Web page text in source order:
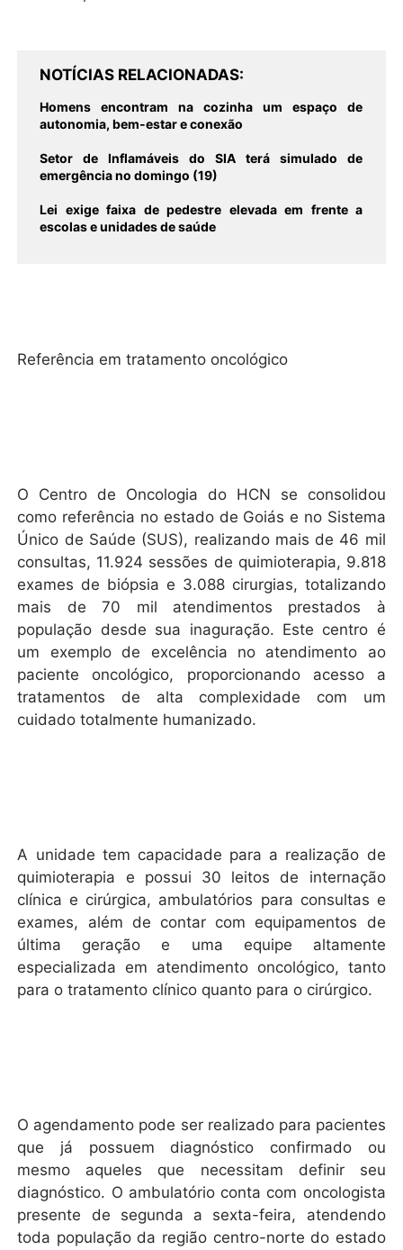
NOTÍCIAS RELACIONADAS
Homens encontram na cozinha um espaço de
autonomia, bem-estar e conexão
Setor de Inflamáveis do SIA terá simulado de
emergência no domingo (19)
Lei exige faixa de pedestre elevada em frente a
escolas e unidades de saúde
Referência em tratamento oncológico
O Centro de Oncologia do HCN se consolidou
como referência no estado de Goiás e no Sistema
Único de Saúde (SUS), realizando mais de 46 mil
consultas, 11.924 sessões de quimioterapia, 9.818
exames de biópsia e 3.088 cirurgias, totalizando
mais de 70 mil atendimentos prestados à
população desde sua inaguração. Este centro é
um exemplo de excelência no atendimento ao
paciente oncológico, proporcionando acesso a
tratamentos de alta complexidade com um
cuidado totalmente humanizado.
A unidade tem capacidade para a realização de
quimioterapia e possui 30 leitos de internação
clínica e cirúrgica, ambulatórios para consultas e
exames, além de contar com equipamentos de
última geração e uma equipe altamente
especializada em atendimento oncológico, tanto
para o tratamento clínico quanto para o cirúrgico.
O agendamento pode ser realizado para pacientes
que já possuem diagnóstico confirmado ou
mesmo aqueles que necessitam definir seu
diagnóstico. O ambulatório conta com oncologista
presente de segunda a sexta-feira, atendendo
toda população da região centro-norte do estado